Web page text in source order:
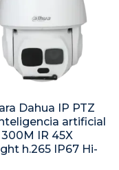
Dahua IP PTZ
artificial
IR 45X
h.265 IP67 Hi-